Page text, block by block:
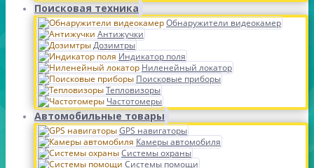
Поисковая техника
Обнаружители видеокамер
Антижучки
Дозимтры
Индикатор поля
Ниленейный локатор
Поисковые приборы
Тепловизоры
Частотомеры
Автомобильные товары
GPS навигаторы
Камеры автомобиля
Системы охраны
Системы помощи